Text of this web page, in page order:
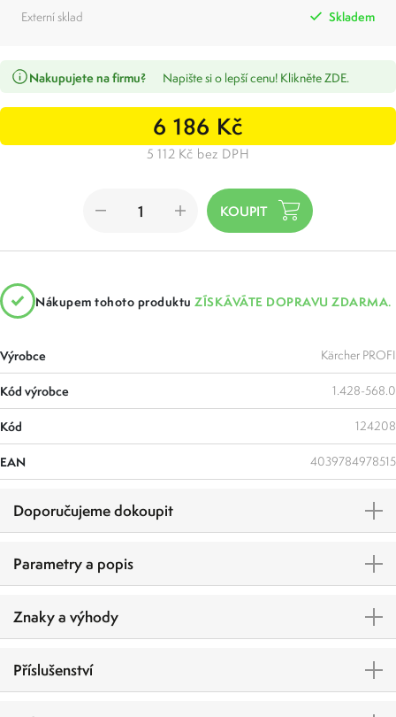
Externí sklad
Skladem
Nakupujete na firmu? Napište si o lepší cenu! Klikněte ZDE.
6 186 Kč
5 112 Kč bez DPH
Nákupem tohoto produktu ZÍSKÁVÁTE DOPRAVU ZDARMA.
Výrobce Kärcher PROFI
Kód výrobce 1.428-568.0
Kód 124208
EAN 4039784978515
Doporučujeme dokoupit
Parametry a popis
Znaky a výhody
Příslušenství